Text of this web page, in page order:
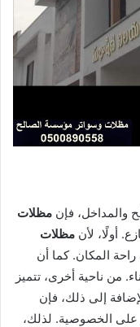
والمداخل، فإن مظلات
أولًا، لأن مظلات
المكان. كما أن
من ناحية أخرى، تتميز
إلى ذلك، فإن
على الخصوصية. لذلك،